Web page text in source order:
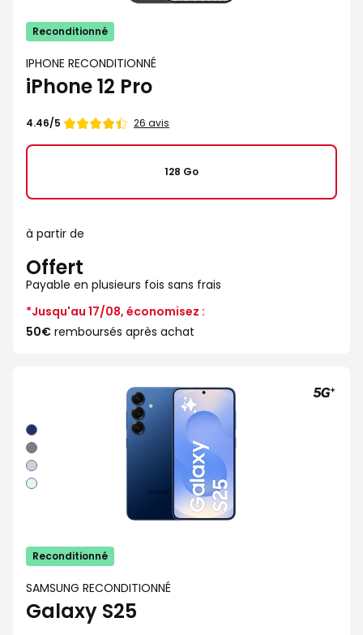
Reconditionné
IPHONE RECONDITIONNÉ
iPhone 12 Pro
Note
4.46/5 26 avis
128 Go
à partir de
Offert
Payable en plusieurs fois sans frais
*Jusqu'au 17/08, économisez :
50€ remboursés après achat
Bleu
nuit
Bleu
clair
Vert
eau
Reconditionné
SAMSUNG RECONDITIONNÉ
Galaxy S25